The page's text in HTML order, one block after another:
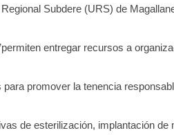
Subdere (URS) de
entregar recursos a
promover la tenencia
de esterilización, implantación de